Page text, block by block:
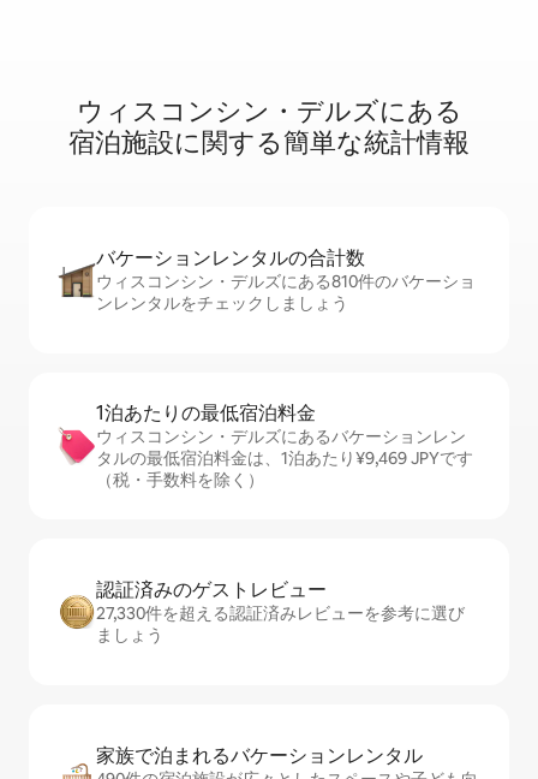
ウィスコンシン・デルズに⁠あ⁠る
宿⁠泊⁠施⁠設⁠に関⁠す⁠る簡⁠単⁠な統⁠計⁠情⁠報
バケーションレ⁠ン⁠タ⁠ル⁠の合⁠計⁠数
ウィスコンシン・デルズにある810件のバケーショ
ンレンタルをチェックしましょう
1泊あたりの最⁠低⁠宿⁠泊⁠料⁠金
ウィスコンシン・デルズにあるバケーションレン
タルの最低宿泊料金は、1泊あたり¥9,469 JPYです
（税・手数料を除く）
認証済みのゲ⁠ス⁠ト⁠レ⁠ビ⁠ュ⁠ー
27,330件を超える認証済みレビューを参考に選び
ましょう
家族で泊まれるバ⁠ケ⁠ー⁠シ⁠ョ⁠ンレ⁠ン⁠タ⁠ル